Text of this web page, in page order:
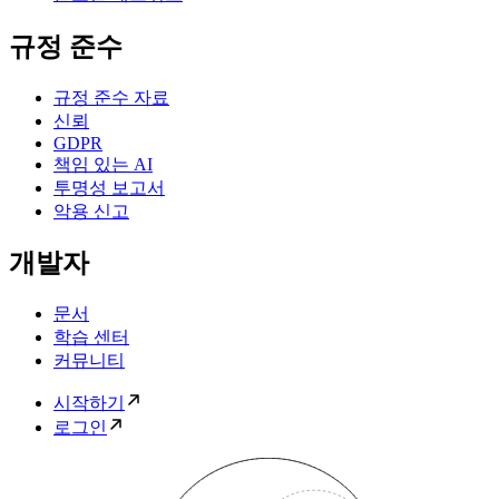
규정 준수
규정 준수 자료
신뢰
GDPR
책임 있는 AI
투명성 보고서
악용 신고
개발자
문서
학습 센터
커뮤니티
시작하기
로그인